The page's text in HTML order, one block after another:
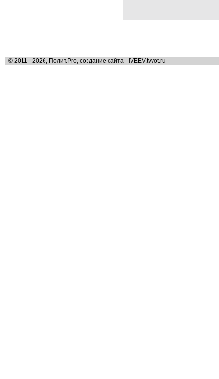
© 2011 - 2026, Полит.Pro, создание сайта - IVEEV.tvvot.ru